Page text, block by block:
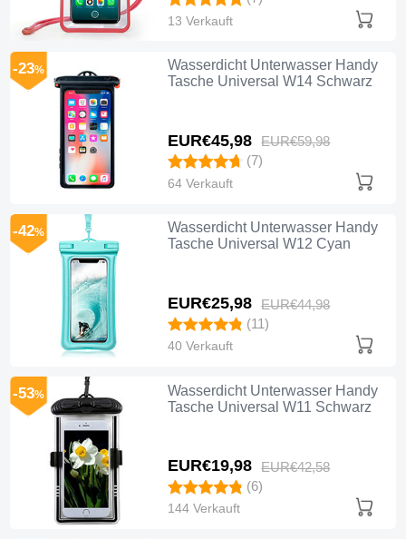
13 Verkauft
Wasserdicht Unterwasser Handy
Tasche Universal W14 Schwarz
EUR€45,98 EUR€59,98
-23%
(7)
64 Verkauft
Wasserdicht Unterwasser Handy
Tasche Universal W12 Cyan
EUR€25,98 EUR€44,98
-42%
(11)
40 Verkauft
Wasserdicht Unterwasser Handy
Tasche Universal W11 Schwarz
EUR€19,98 EUR€42,58
-53%
(6)
144 Verkauft